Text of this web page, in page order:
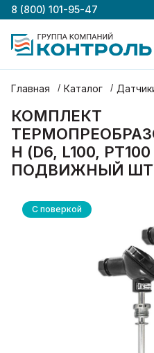
8 (800) 101-95-47
Главная Каталог
КОМПЛЕКТ
Н (D6, L100,
ПОДВИЖНЫЙ
С поверкой